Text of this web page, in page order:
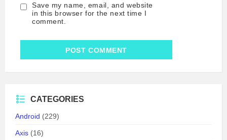
Save my name, email, and website
in this browser for the next time I
comment.
CATEGORIES
Android (229)
Axis (16)